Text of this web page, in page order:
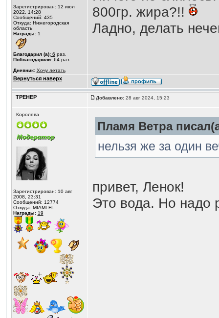
Зарегистрирован: 12 июл
2022, 14:28
Сообщений: 435
Откуда: Нижегородская
область
Награды: 1
Благодарил (а):6 раз.
Поблагодарили:64раз.
Дневник: Хочу летать
800гр. жира?!!
Ладно, делать
Вернуться наверх
ТРЕНЕР Добавлено:28 авг 2024, 15:23
Королева
Зарегистрирован: 10 авг
2008, 23:31
Сообщений: 12774
Откуда: MIAMI FL
Награды: 19
Пламя Ветра
нельзя же за один
привет, Ленок!
Это вода. Но надо